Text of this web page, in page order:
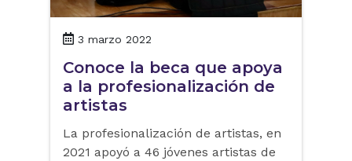
3 marzo 2022
Conoce la beca que apoya
a la profesionalización de
artistas
La profesionalización de artistas, en
2021 apoyó a 46 jóvenes artistas de